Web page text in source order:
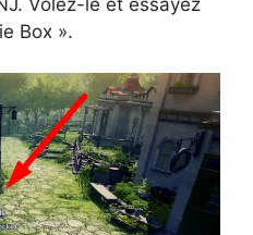
Box ».